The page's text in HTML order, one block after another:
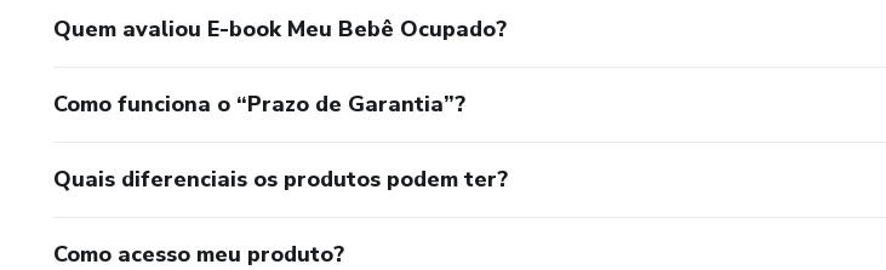
Quem avaliou E-book Meu Bebê Ocupado?
Como funciona o “Prazo de Garantia”?
Quais diferenciais os produtos podem ter?
Como acesso meu produto?